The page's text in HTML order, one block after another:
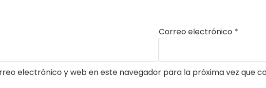
Correo electrónico *
electrónico y web en este navegador para la próxima vez que